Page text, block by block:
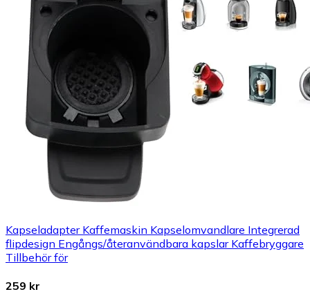
Kapseladapter Kaffemaskin Kapselomvandlare Integrerad
flipdesign Engångs/återanvändbara kapslar Kaffebryggare
Tillbehör för
259 kr